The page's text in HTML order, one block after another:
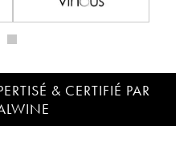
& CERTIFIÉ PAR